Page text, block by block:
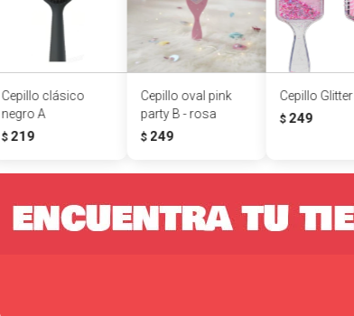
Cepillo clásico
negro A
$ 219
Cepillo oval pink
party B - rosa
$ 249
Cepillo Glitter
$ 249